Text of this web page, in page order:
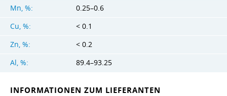
Mn, %:
0.25–0.6
Cu, %:
< 0.1
Zn, %:
< 0.2
Al, %:
89.4–93.25
INFORMATIONEN ZUM LIEFERANTEN